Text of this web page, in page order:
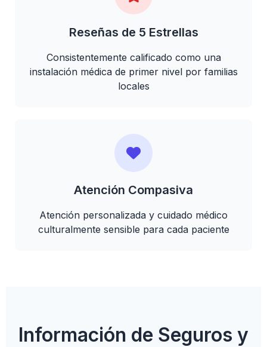
Reseñas de 5 Estrellas
Consistentemente calificado como una
instalación médica de primer nivel por familias
locales
Atención Compasiva
Atención personalizada y cuidado médico
culturalmente sensible para cada paciente
Información de Seguros y